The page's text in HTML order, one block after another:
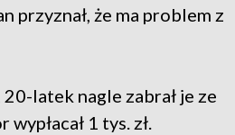
przyznał, że ma problem z
latek nagle zabrał je ze
1 tys. zł.